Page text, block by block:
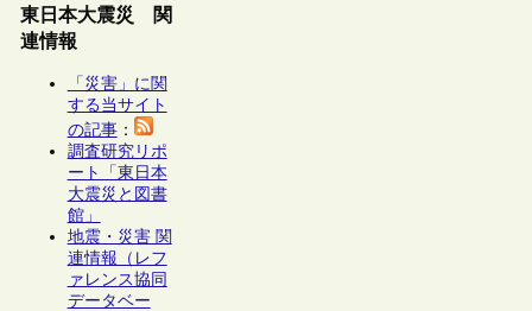
東日本大震災 関
連情報
「災害」に関
する当サイト
の記事：
調査研究リポ
ート「東日本
大震災と図書
館」
地震・災害 関
連情報（レフ
ァレンス協同
データベー